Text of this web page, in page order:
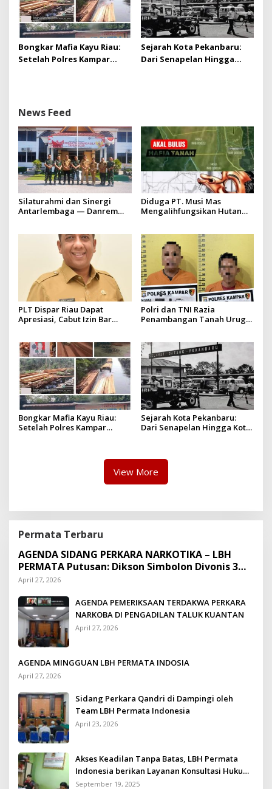
Bongkar Mafia Kayu Riau:
Setelah Polres Kampar
Sejarah Kota Pekanbaru:
Dari Senapelan Hingga
News Feed
Silaturahmi dan Sinergi
Antarlembaga — Danrem
Diduga PT. Musi Mas
Mengalihfungsikan Hutan
yang diizinkan
PLT Dispar Riau Dapat
Apresiasi, Cabut Izin Bar
Polri dan TNI Razia
Penambangan Tanah Urug,
Bongkar Mafia Kayu Riau:
Setelah Polres Kampar
Hapus Berita Kian Menguat
Sejarah Kota Pekanbaru:
Dari Senapelan Hingga Kota
View More
Permata Terbaru
AGENDA SIDANG PERKARA NARKOTIKA – LBH
PERMATA Putusan: Dikson Simbolon Divonis 3
Tahun Penjara
April 27, 2026
AGENDA PEMERIKSAAN TERDAKWA PERKARA
NARKOBA DI PENGADILAN TALUK KUANTAN
April 27, 2026
AGENDA MINGGUAN LBH PERMATA INDOSIA
April 27, 2026
Sidang Perkara Qandri di Dampingi oleh
Team LBH Permata Indonesia
April 23, 2026
Akses Keadilan Tanpa Batas, LBH Permata
Indonesia berikan Layanan Konsultasi Hukum
Gratis untuk Kurang Mampu
September 19, 2025